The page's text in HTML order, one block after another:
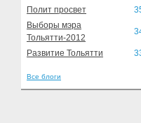
Полит просвет
Выборы мэра
Тольятти-2012
Развитие Тольятти
Все блоги